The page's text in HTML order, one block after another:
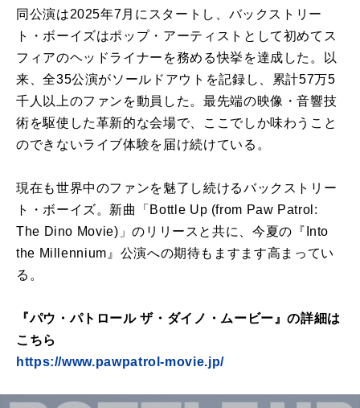
同公演は2025年7月にスタートし、バックストリー
ト・ボーイズはポップ・アーティストとして初めてス
フィアのヘッドライナーを務める快挙を達成した。以
来、全35公演がソールドアウトを記録し、累計57万5
千人以上のファンを動員した。最先端の映像・音響技
術を駆使した革新的な会場で、ここでしか味わうこと
のできないライブ体験を届け続けている。
現在も世界中のファンを魅了し続けるバックストリー
ト・ボーイズ。新曲「Bottle Up (from Paw Patrol:
The Dino Movie)」のリリースと共に、今夏の『Into
the Millennium』公演への期待もますます高まってい
る。
『パウ・パトロール ザ・ダイノ・ムービー』の詳細は
こちら
https://www.pawpatrol-movie.jp/